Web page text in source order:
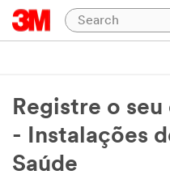
Registre o
- Instalações
Saúde